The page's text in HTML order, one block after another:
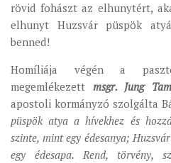
rövid fohászt az elhunytért,
elhunyt Huzsvár püspök
benned!
Homíliája végén a
megemlékezett msgr. Jung
apostoli kormányzó szolgálta
püspök atya a hívekhez és
szinte, mint egy édesanya;
egy édesapa. Rend, törvény,